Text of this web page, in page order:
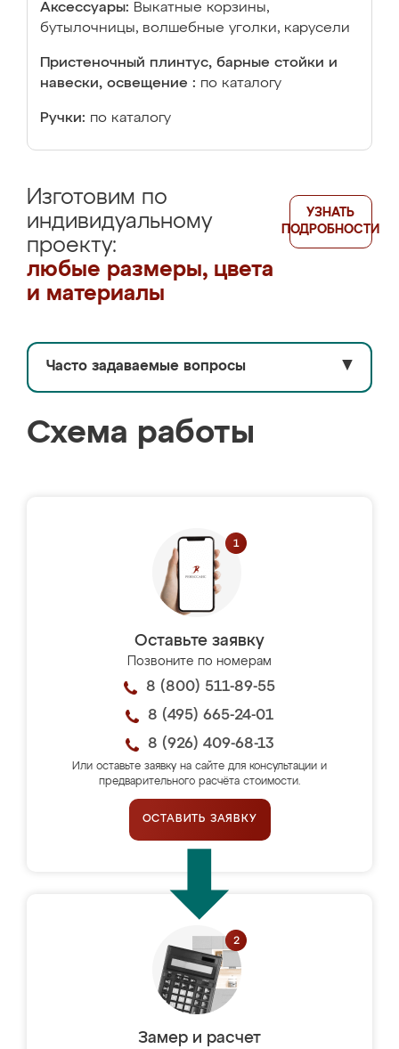
Аксессуары: Выкатные корзины,
бутылочницы, волшебные уголки, карусели
Пристеночный плинтус, барные стойки и
навески, освещение : по каталогу
Ручки: по каталогу
Изготовим по
индивидуальному
проекту:
любые размеры, цвета
и материалы
УЗНАТЬ
ПОДРОБНОСТИ
Часто задаваемые вопросы ▼
Схема работы
Оставьте заявку
Позвоните по номерам
8 (800) 511-89-55
8 (495) 665-24-01
8 (926) 409-68-13
Или оставьте заявку на сайте для консультации и
предварительного расчёта стоимости.
ОСТАВИТЬ ЗАЯВКУ
Замер и расчет